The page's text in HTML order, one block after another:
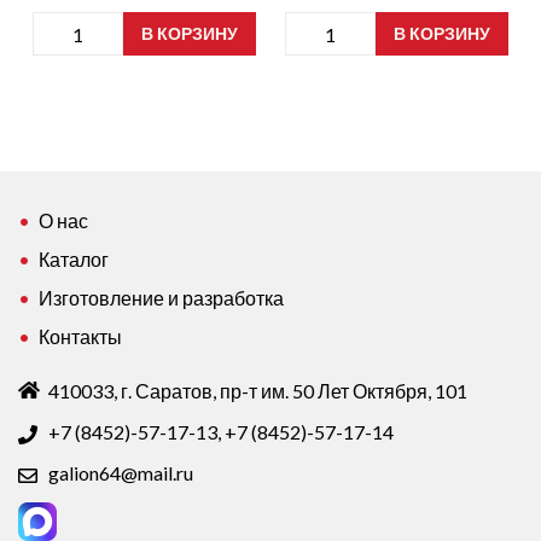
В КОРЗИНУ
товара
В КОРЗИНУ
товара
О нас
Каталог
Изготовление и разработка
Контакты
410033, г. Саратов, пр-т им. 50 Лет Октября, 101
+7 (8452)-57-17-13, +7 (8452)-57-17-14
galion64@mail.ru